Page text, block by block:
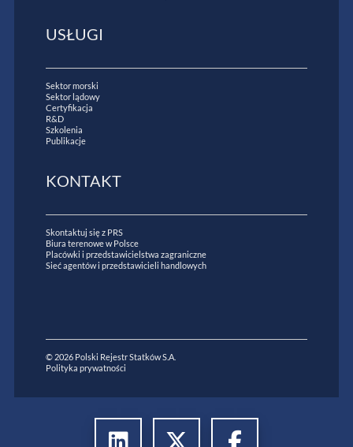
USŁUGI
Sektor morski
Sektor lądowy
Certyfikacja
R&D
Szkolenia
Publikacje
KONTAKT
Skontaktuj się z PRS
Biura terenowe w Polsce
Placówki i przedstawicielstwa zagraniczne
Sieć agentów i przedstawicieli handlowych
© 2026 Polski Rejestr Statków S.A.
Polityka prywatności